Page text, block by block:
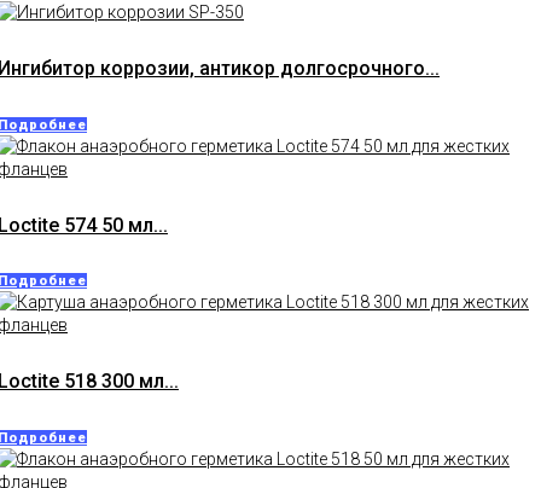
коррозии, антикор долгосрочного...
574 50 мл...
518 300 мл...